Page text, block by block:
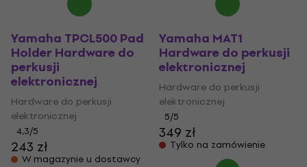
Yamaha TPCL500 Pad
Holder Hardware do
perkusji
elektronicznej
Hardware do perkusji
elektronicznej
4,3/5
243 zł
W magazynie u dostawcy
Yamaha MAT1
Hardware do perkusji
elektronicznej
Hardware do perkusji
elektronicznej
5/5
349 zł
Tylko na zamówienie